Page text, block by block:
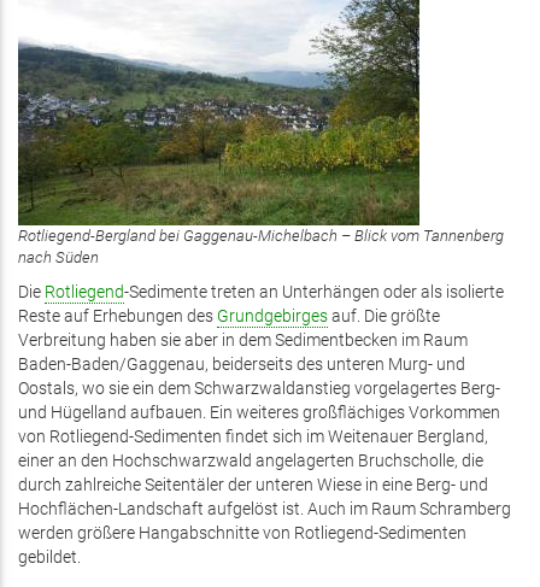
Rotliegend-Bergland bei Gaggenau-Michelbach – Blick vom Tannenberg
nach Süden
Die Rotliegend-Sedimente treten an Unterhängen oder als isolierte
Reste auf Erhebungen des Grundgebirgesauf. Die größte
Verbreitung haben sie aber in dem Sedimentbecken im Raum
Baden-Baden/Gaggenau, beiderseits des unteren Murg- und
Oostals, wo sie ein dem Schwarzwaldanstieg vorgelagertes Berg-
und Hügelland aufbauen. Ein weiteres großflächiges Vorkommen
von Rotliegend-Sedimenten findet sich im Weitenauer Bergland,
einer an den Hochschwarzwald angelagerten Bruchscholle, die
durch zahlreiche Seitentäler der unteren Wiese in eine Berg- und
Hochflächen-Landschaft aufgelöst ist. Auch im Raum Schramberg
werden größere Hangabschnitte von Rotliegend-Sedimenten
gebildet.